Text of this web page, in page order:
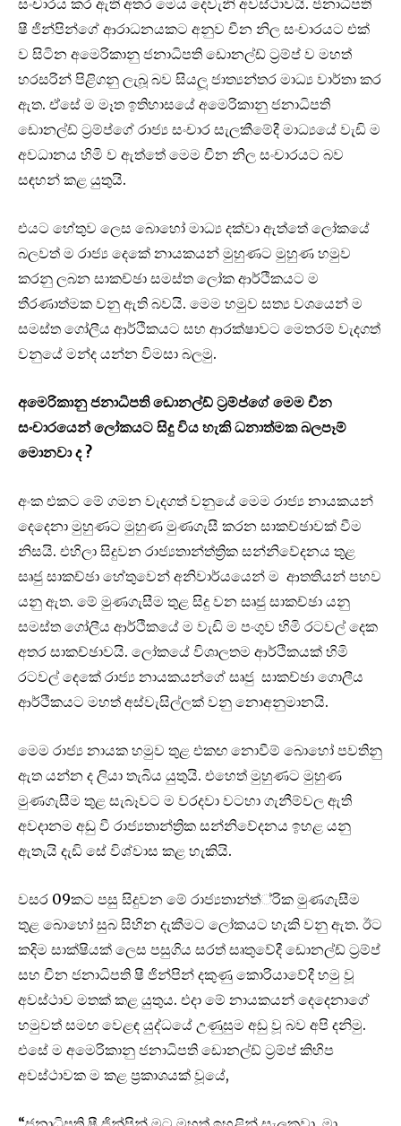
සංචාරය කර ඇති අතර මෙය දෙවැනි අවස්ථාවයි. ජනාධිපති
ෂී ජින්පින්ගේ ආරාධනයකට අනුව චීන නිල සංචාරයට එක්
ව සිටින අමෙරිකානු ජනාධිපති ඩොනල්ඩ් ට්‍රම්ප් ව මහත්
හරසරින් පිළිගනු ලැබූ බව සියලූ ජාත්‍යන්තර මාධ්‍ය වාර්තා කර
ඇත. ඒසේ ම මෑත ඉතිහාසයේ අමෙරිකානු ජනාධිපති
ඩොනල්ඩ් ට්‍රම්ප්ගේ රාජ්‍ය සංචාර සැලකීමේදී මාධ්‍යයේ වැඩි ම
අවධානය හිමි ව ඇත්තේ මෙම චීන නිල සංචාරයට බව
සඳහන් කළ යුතුයි.
එයට හේතුව ලෙස බොහෝ මාධ්‍ය දක්වා ඇත්තේ ලෝකයේ
බලවත් ම රාජ්‍ය දෙකේ නායකයන් මුහුණට මුහුණ හමුව
කරනු ලබන සාකච්ඡා සමස්ත ලෝක ආර්ථිකයට ම
තීරණාත්මක වනු ඇති බවයි. මෙම හමුව සත්‍ය වශයෙන් ම
සමස්ත ගෝලීය ආර්ථිකයට සහ ආරක්ෂාවට මෙතරම් වැදගත්
වනුයේ මන්ද යන්න විමසා බලමු.
අමෙරිකානු ජනාධිපති ඩොනල්ඩ් ට්‍රම්ප්ගේ මෙම චීන
සංචාරයෙන් ලෝකයට සිදු විය හැකි ධනාත්මක බලපෑම්
මොනවා ද ?
අංක එකට මේ ගමන වැදගත් වනුයේ මෙම රාජ්‍ය නායකයන්
දෙදෙනා මුහුණට මුහුණ මුණගැසී කරන සාකච්ඡාවක් වීම
නිසයි. එහිලා සිදුවන රාජ්‍යතාන්ත්ත්‍රික සන්නිවේදනය තුළ
සෘජු සාකච්ඡා හේතුවෙන් අනිවාර්යයෙන් ම ආතතියන් පහව
යනු ඇත. මේ මුණගැසීම තුළ සිදු වන සෘජු සාකච්ඡා යනු
සමස්ත ගෝලීය ආර්ථිකයේ ම වැඩි ම පංගුව හිමි රටවල් දෙක
අතර සාකච්ඡාවයි. ලෝකයේ විශාලතම ආර්ථිකයක් හිමි
රටවල් දෙකේ රාජ්‍ය නායකයන්ගේ සෘජු සාකච්ඡා ගොලීය
ආර්ථිකයට මහත් අස්වැසිල්ලක් වනු නොඅනුමානයි.
මෙම රාජ්‍ය නායක හමුව තුළ එකඟ නොවීම් බොහෝ පවතිනු
ඇත යන්න ද ලියා තැබිය යුතුයි. එහෙත් මුහුණට මුහුණ
මුණගැසීම තුළ සැබෑවට ම වරදවා වටහා ගැනීම්වල ඇති
අවදානම අඩු වී රාජ්‍යතාන්ත්‍රික සන්නිවේදනය ඉහළ යනු
ඇතැයි දැඩි සේ විශ්වාස කළ හැකියි.
වසර 09කට පසු සිදුවන මේ රාජ්‍යතාන්ත්්‍රික මුණගැසීම
තුළ බොහෝ සුබ සිහින දැකීමට ලෝකයට හැකි වනු ඇත. ඊට
කදිම සාක්ෂියක් ලෙස පසුගිය සරත් සෘතුවේදී ඩොනල්ඩ් ට්‍රම්ප්
සහ චීන ජනාධිපති ෂී ජින්පින් දකුණු කොරියාවේදී හමු වූ
අවස්ථාව මතක් කළ යුතුය. එදා මේ නායකයන් දෙදෙනාගේ
හමුවත් සමඟ වෙළඳ යුද්ධයේ උණුසුම අඩු වූ බව අපි දනිමු.
එසේ ම අමෙරිකානු ජනාධිපති ඩොනල්ඩ් ට්‍රම්ප් කිහිප
අවස්ථාවක ම කළ ප්‍රකාශයක් වූයේ,